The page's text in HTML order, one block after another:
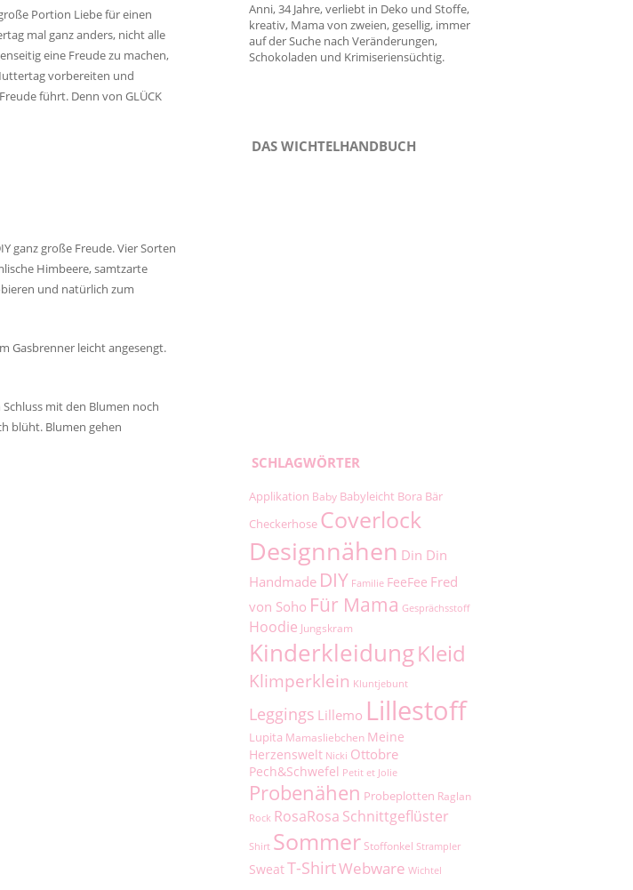
Portion Liebe für einen
mal ganz anders, nicht alle
eine Freude zu machen,
vorbereiten und
führt. Denn von GLÜCK
ganz große Freude. Vier Sorten
Himbeere, samtzarte
und natürlich zum
Gasbrenner leicht angesengt.
mit den Blumen noch
blüht. Blumen gehen
Anni, 34 Jahre, verliebt in Deko und Stoffe,
kreativ, Mama von zweien, gesellig, immer
auf der Suche nach Veränderungen,
Schokoladen und Krimiseriensüchtig.
DAS WICHTELHANDBUCH
SCHLAGWÖRTER
Applikation Baby Babyleicht Bora Bär
Checkerhose Coverlock
Designnähen Din Din
Handmade DIY Familie FeeFee Fred
von Soho Für Mama Gesprächsstoff
Hoodie Jungskram
KinderkleidungKleid
Klimperklein Kluntjebunt
Leggings Lillemo Lillestoff
Lupita Mamasliebchen Meine
Herzenswelt Nicki Ottobre
Pech&Schwefel Petit et Jolie
Probenähen Probeplotten Raglan
Rock RosaRosa Schnittgeflüster
Shirt Sommer Stoffonkel Strampler
SweatT-ShirtWebware Wichtel